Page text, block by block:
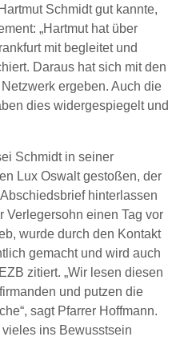
Schmidt gut kannte,
„Hartmut hat über
mit begleitet und
Daraus hat sich mit den
ergeben. Auch die
dies widergespiegelt und
Schmidt in seiner
Lux Oswalt gestoßen, der
hinterlassen
Verlegersohn einen Tag vor
wurde durch den Kontakt
gemacht und wird auch
zitiert. „Wir lesen diesen
und putzen die
sagt Pfarrer Hoffmann.
vieles ins Bewusstsein